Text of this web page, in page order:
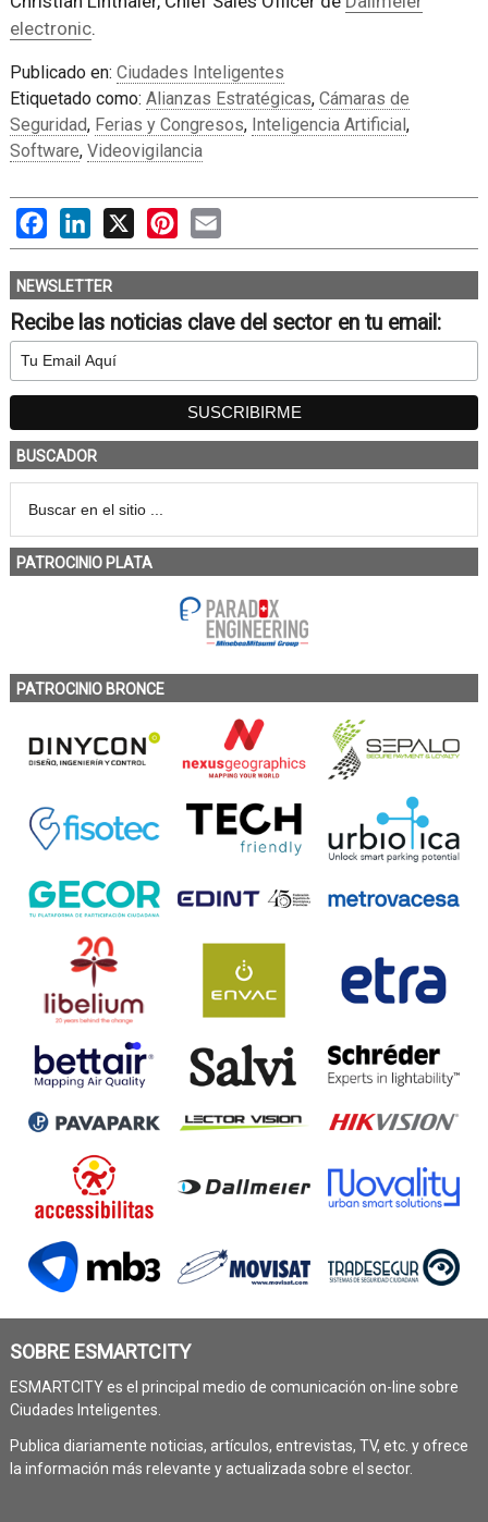
electronic.
Publicado en: Ciudades Inteligentes
Etiquetado como: Alianzas Estratégicas, Cámaras de
Seguridad, Ferias y Congresos, Inteligencia Artificial,
Software, Videovigilancia
FacebookLinkedIn
X PinterestEmail
NEWSLETTER
Recibe las noticias clave del sector en tu email:
BUSCADOR
PATROCINIO PLATA
PATROCINIO BRONCE
SOBRE ESMARTCITY
ESMARTCITY es el principal medio de comunicación on-line sobre
Ciudades Inteligentes.
Publica diariamente noticias, artículos, entrevistas, TV, etc. y ofrece
la información más relevante y actualizada sobre el sector.